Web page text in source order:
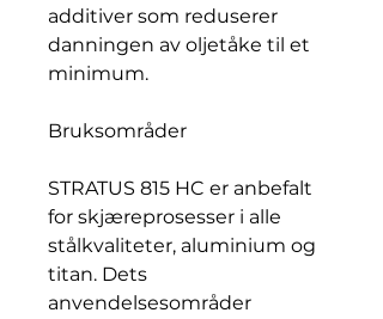
additiver som reduserer
danningen av oljetåke til et
minimum.
Bruksområder
STRATUS 815 HC er anbefalt
for skjæreprosesser i alle
stålkvaliteter, aluminium og
titan. Dets
anvendelsesområder